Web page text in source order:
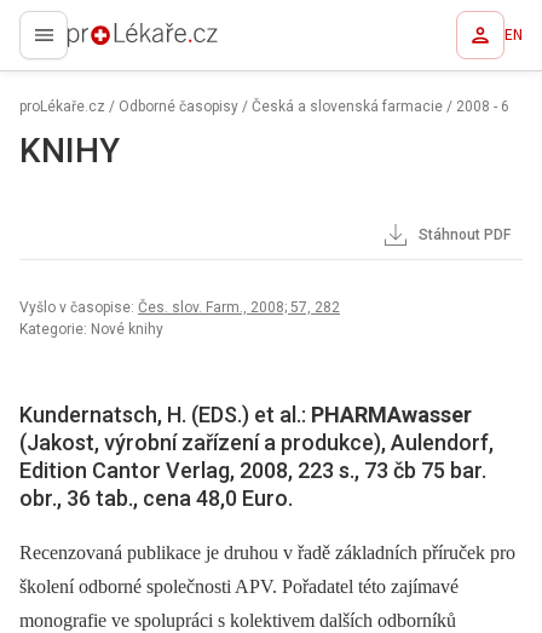
proLékaře.cz EN
proLékaře.cz / Odborné časopisy / Česká a slovenská farmacie / 2008 - 6
KNIHY
Stáhnout PDF
Vyšlo v časopise: Čes. slov. Farm., 2008; 57, 282
Kategorie: Nové knihy
Kundernatsch, H. (EDS.) et al.: PHARMAwasser
(Jakost, výrobní zařízení a produkce), Aulendorf,
Edition Cantor Verlag, 2008, 223 s., 73 čb 75 bar.
obr., 36 tab., cena 48,0 Euro.
Recenzovaná publikace je druhou v řadě základních příruček pro
školení odborné společnosti APV. Pořadatel této zajímavé
monografie ve spolupráci s kolektivem dalších odborníků